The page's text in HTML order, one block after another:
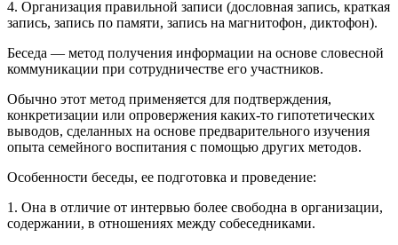
4. Организация правильной записи (дословная запись, краткая
запись, запись по памяти, запись на магнитофон, диктофон).
Беседа — метод получения информации на основе словесной
коммуникации при сотрудничестве его участников.
Обычно этот метод применяется для подтверждения,
конкретизации или опровержения каких-то гипотетических
выводов, сделанных на основе предварительного изучения
опыта семейного воспитания с помощью других методов.
Особенности беседы, ее подготовка и проведение:
1. Она в отличие от интервью более свободна в организации,
содержании, в отношениях между собеседниками.